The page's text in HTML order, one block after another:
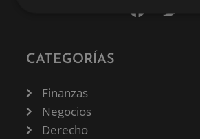
CATEGORÍAS
Finanzas
Negocios
Derecho